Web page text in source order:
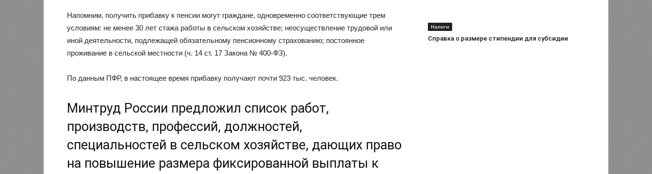
Напомним, получить прибавку к пенсии могут граждане, одновременно соответствующие трем
условиям: не менее 30 лет стажа работы в сельском хозяйстве; неосуществление трудовой или
иной деятельности, подлежащей обязательному пенсионному страхованию; постоянное
проживание в сельской местности (ч. 14 ст. 17 Закона № 400-ФЗ).
По данным ПФР, в настоящее время прибавку получают почти 923 тыс. человек.
Минтруд России предложил список работ,
производств, профессий, должностей,
специальностей в сельском хозяйстве, дающих право
на повышение размера фиксированной выплаты к
Налоги
Справка о размере стипендии для субсидии